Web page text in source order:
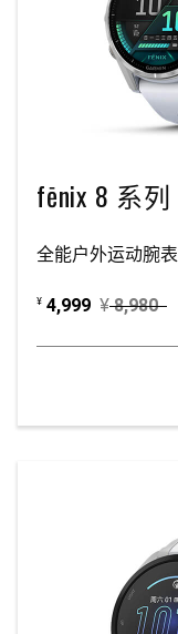
fēnix 8 系列
全能户外运动腕表
¥ 4,999 ¥ 8,980